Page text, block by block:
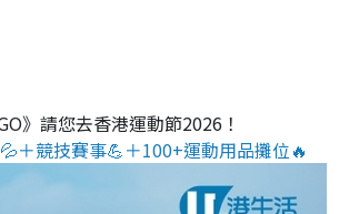
》請您去香港運動節2026！
＋競技賽事💪＋100+運動用品攤位🔥